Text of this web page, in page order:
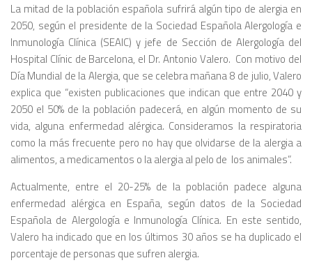
La mitad de la población española sufrirá algún tipo de alergia en
2050, según el presidente de la Sociedad Española Alergología e
Inmunología Clínica (SEAIC) y jefe de Sección de Alergología del
Hospital Clínic de Barcelona, el Dr. Antonio Valero. Con motivo del
Día Mundial de la Alergia, que se celebra mañana 8 de julio, Valero
explica que “existen publicaciones que indican que entre 2040 y
2050 el 50% de la población padecerá, en algún momento de su
vida, alguna enfermedad alérgica. Consideramos la respiratoria
como la más frecuente pero no hay que olvidarse de la alergia a
alimentos, a medicamentos o la alergia al pelo de los animales”.
Actualmente, entre el 20-25% de la población padece alguna
enfermedad alérgica en España, según datos de la Sociedad
Española de Alergología e Inmunología Clínica. En este sentido,
Valero ha indicado que en los últimos 30 años se ha duplicado el
porcentaje de personas que sufren alergia.